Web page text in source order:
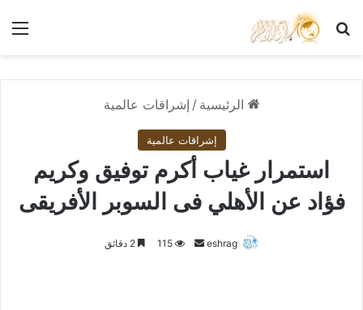
بحث عن
الرئيسية / إشراقات عالمية
إشراقات عالمية
استمرار غياب أكرم توفيق وكريم
فؤاد عن الأهلي فى السوبر الأفريقى
eshrag
أرسل 115